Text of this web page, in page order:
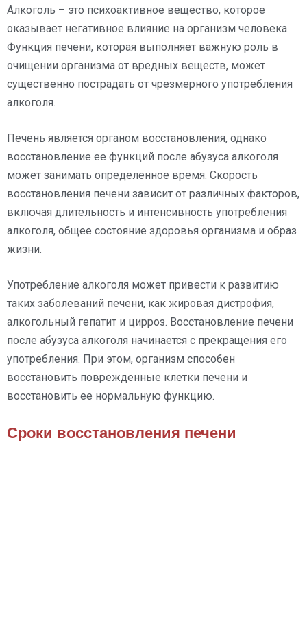
Алкоголь – это психоактивное вещество, которое
оказывает негативное влияние на организм человека.
Функция печени, которая выполняет важную роль в
очищении организма от вредных веществ, может
существенно пострадать от чрезмерного употребления
алкоголя.
Печень является органом восстановления, однако
восстановление ее функций после абузуса алкоголя
может занимать определенное время. Скорость
восстановления печени зависит от различных факторов,
включая длительность и интенсивность употребления
алкоголя, общее состояние здоровья организма и образ
жизни.
Употребление алкоголя может привести к развитию
таких заболеваний печени, как жировая дистрофия,
алкогольный гепатит и цирроз. Восстановление печени
после абузуса алкоголя начинается с прекращения его
употребления. При этом, организм способен
восстановить поврежденные клетки печени и
восстановить ее нормальную функцию.
Сроки восстановления печени